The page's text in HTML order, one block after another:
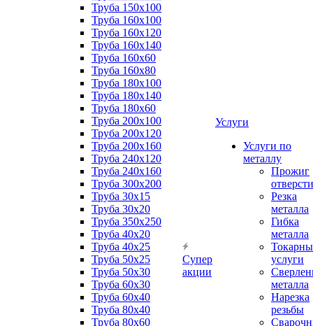
Труба 150x100
Труба 160x100
Труба 160x120
Труба 160x140
Труба 160x60
Труба 160x80
Труба 180x100
Труба 180x140
Труба 180x60
Труба 200x100
Труба 200x120
Труба 200x160
Труба 240x120
Труба 240x160
Труба 300x200
Труба 30x15
Труба 30x20
Труба 350x250
Труба 40x20
Труба 40x25
Труба 50x25
Труба 50x30
Труба 60x30
Труба 60x40
Труба 80x40
Труба 80x60
Супер
акции
Услуги
Услуги по
металлу
Прожиг
Резка
металла
Гибка
металла
услуги
металла
Нарезка
резьбы